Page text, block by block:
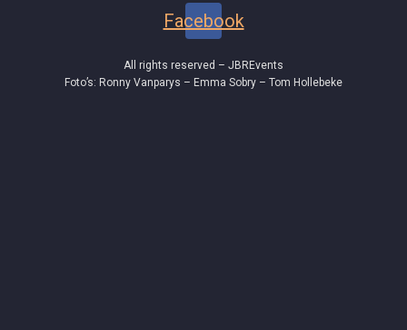
Facebook
All rights reserved – JBREvents
Foto’s: Ronny Vanparys – Emma Sobry – Tom Hollebeke